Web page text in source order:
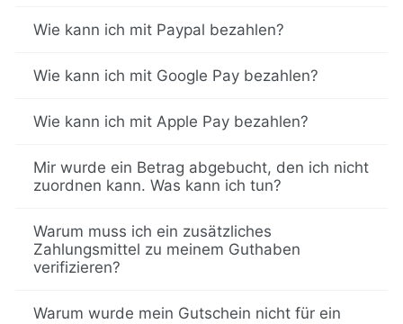
Wie kann ich mit Paypal bezahlen?
Wie kann ich mit Google Pay bezahlen?
Wie kann ich mit Apple Pay bezahlen?
Mir wurde ein Betrag abgebucht, den ich nicht
zuordnen kann. Was kann ich tun?
Warum muss ich ein zusätzliches
Zahlungsmittel zu meinem Guthaben
verifizieren?
Warum wurde mein Gutschein nicht für ein